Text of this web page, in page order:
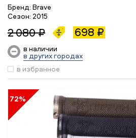
Бренд: Brave
Сезон: 2015
2 080 ₽ 698 ₽
в наличии
в других городах
в избранное
72%